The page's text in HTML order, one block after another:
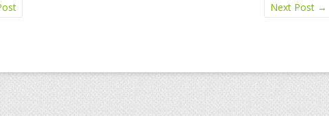
Next Post →